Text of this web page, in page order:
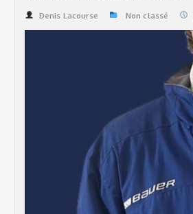
COMMANDITAIRES
STATISTIQUES DE LA LIGUE
Denis Lacourse Non classé